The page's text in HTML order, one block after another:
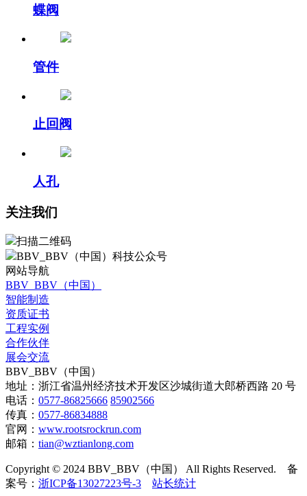
蝶阀
管件
止回阀
人孔
关注我们
扫描二维码
BBV_BBV（中国）科技公众号
网站导航
BBV_BBV（中国）
智能制造
资质证书
工程实例
合作伙伴
展会交流
BBV_BBV（中国）
地址：浙江省温州经济技术开发区沙城街道大郎桥西路 20 号
电话： 0577-86825666 85902566
传真： 0577-86834888
官网： www.rootsrockrun.com
邮箱： tian@wztianlong.com
Copyright © 2024 BBV_BBV（中国） All Rights Reserved. 备
案号： 浙ICP备13027223号-3 站长统计